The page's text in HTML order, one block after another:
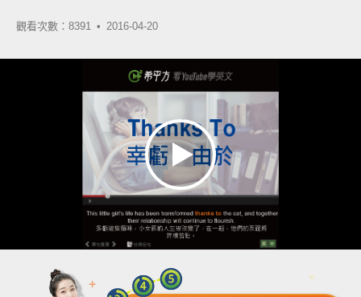
觀看次數：8391 • 2016-04-20